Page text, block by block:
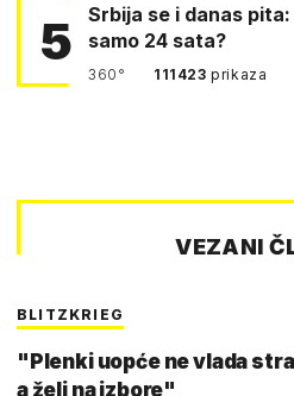
5
Srbija se i danas
samo 24 sata?
360° 111423prikaza
VEZANI
BLITZKRIEG
"Plenki uopće ne vlada
a želi na izbore"